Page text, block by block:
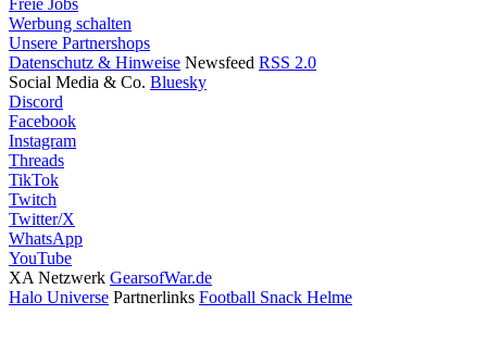
Freie Jobs
Werbung schalten
Unsere Partnershops
Datenschutz & Hinweise Newsfeed RSS 2.0
Social Media & Co. Bluesky
Discord
Facebook
Instagram
Threads
TikTok
Twitch
Twitter/X
WhatsApp
YouTube
XA Netzwerk GearsofWar.de
Halo Universe Partnerlinks Football Snack Helme